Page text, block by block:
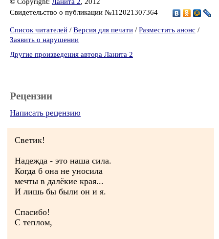
Свидетельство о публикации №112021307364
Список читателей / Версия для печати / Разместить анонс /
Заявить о нарушении
Другие произведения автора Ланита 2
Рецензии
Написать рецензию
Светик!
Надежда - это наша сила.
Когда б она не уносила
мечты в далёкие края...
И лишь бы были он и я.
Спасибо!
С теплом,